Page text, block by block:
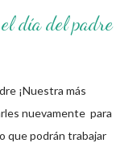
día del padre
¡Nuestra más
nuevamente para
que podrán trabajar